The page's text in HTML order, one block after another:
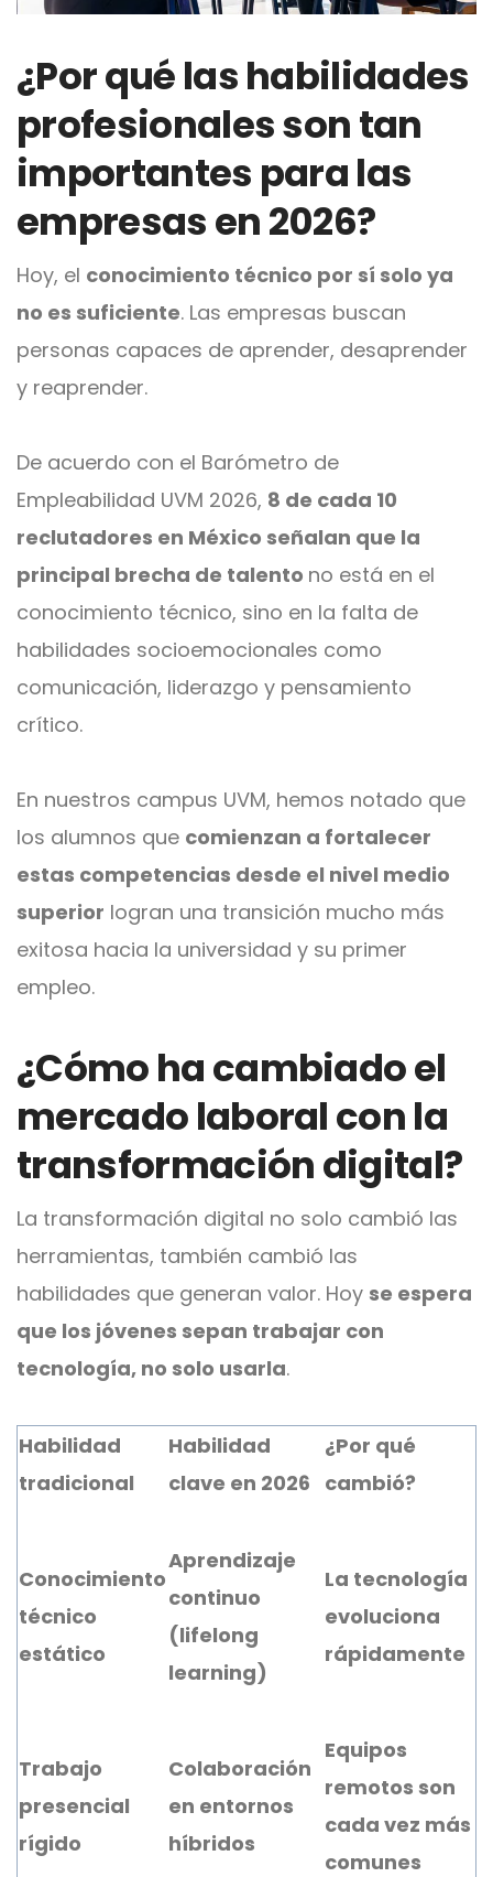
¿Por qué las habilidades
profesionales son tan
importantes para las
empresas en 2026?
Hoy, el conocimiento técnico por sí solo ya
no es suficiente. Las empresas buscan
personas capaces de aprender, desaprender
y reaprender.
De acuerdo con el Barómetro de
Empleabilidad UVM 2026, 8 de cada 10
reclutadores en México señalan que la
principal brecha de talento no está en el
conocimiento técnico, sino en la falta de
habilidades socioemocionales como
comunicación, liderazgo y pensamiento
crítico.
En nuestros campus UVM, hemos notado que
los alumnos que comienzan a fortalecer
estas competencias desde el nivel medio
superior logran una transición mucho más
exitosa hacia la universidad y su primer
empleo.
¿Cómo ha cambiado el
mercado laboral con la
transformación digital?
La transformación digital no solo cambió las
herramientas, también cambió las
habilidades que generan valor. Hoy se espera
que los jóvenes sepan trabajar con
tecnología, no solo usarla.
Habilidad
tradicional
Habilidad
clave en 2026
¿Por qué
cambió?
Conocimiento
técnico
estático
Aprendizaje
continuo
(lifelong
learning)
La tecnología
evoluciona
rápidamente
Trabajo
presencial
rígido
Colaboración
en entornos
híbridos
Equipos
remotos son
cada vez más
comunes